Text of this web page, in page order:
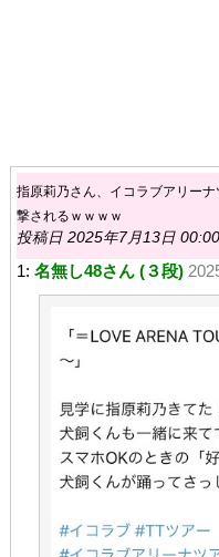
指原莉乃さん、イコラブアリー
撃されるｗｗｗｗ
投稿日 2025年7月13日
1: 名無し48さん (３段)